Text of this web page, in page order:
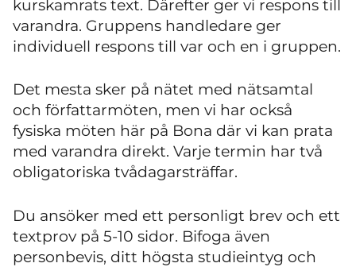
kurskamrats text. Därefter ger vi respons till
varandra. Gruppens handledare ger
individuell respons till var och en i gruppen.
Det mesta sker på nätet med nätsamtal
och författarmöten, men vi har också
fysiska möten här på Bona där vi kan prata
med varandra direkt. Varje termin har två
obligatoriska tvådagarsträffar.
Du ansöker med ett personligt brev och ett
textprov på 5-10 sidor. Bifoga även
personbevis, ditt högsta studieintyg och